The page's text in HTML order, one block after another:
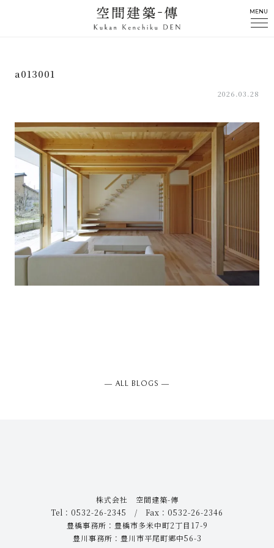
MENU
a013001
2026.03.28
― ALL BLOGS ―
株式会社 空間建築-傳
Tel：0532-26-2345 / Fax：0532-26-2346
豊橋事務所：豊橋市多米中町2丁目17-9
豊川事務所：豊川市平尾町郷中56-3